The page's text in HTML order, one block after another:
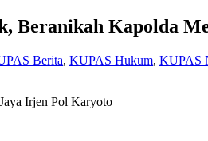
Beranikah Kapolda
Berita, KUPAS Hukum, KUPAS
Irjen Pol Karyoto